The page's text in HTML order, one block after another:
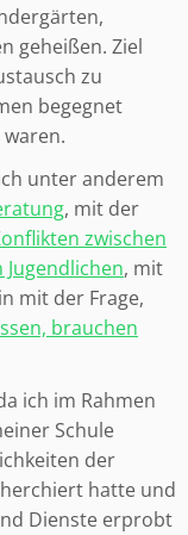
geheißen. Ziel
zu
begegnet
unter anderem
, mit der
zwischen
, mit
mit der Frage,
brauchen
ich im Rahmen
Schule
der
hatte und
Dienste erprobt